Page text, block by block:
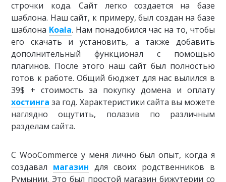
строчки кода. Сайт легко создается на базе
шаблона. Наш сайт, к примеру, был создан на базе
шаблонаKoala. Нам понадобился час на то, чтобы
его скачать и установить, а также добавить
дополнительный функционал с помощью
плагинов. После этого наш сайт был полностью
готов к работе. Общий бюджет для нас вылился в
39$ + стоимость за покупку домена и оплату
хостинга за год. Характеристики сайта вы можете
наглядно ощутить, полазив по различным
разделам сайта.
С WooCommerce у меня лично был опыт, когда я
создавал магазин для своих родственников в
Румынии. Это был простой магазин бижутерии со